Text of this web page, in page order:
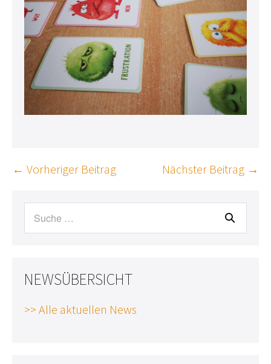
Beitragsnavigation
← Vorheriger Beitrag Nächster Beitrag →
NEWSÜBERSICHT
>> Alle aktuellen News